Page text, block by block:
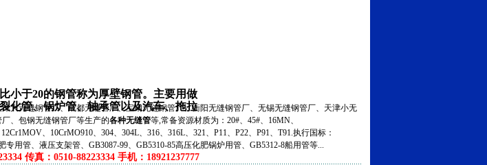
小于20的钢管称为厚壁钢管。主要用做
化管、锅炉管、轴承管以及汽车、拖拉
无缝钢管厂、成都无缝管厂、宝钢无缝钢管厂、衡阳无缝钢管厂、无锡无缝钢管厂、天津小无
、包钢无缝钢管厂等生产的各种无缝管等,常备资源材质为：20#、45#、16MN、
、10CrMO910、304、304L、316、316L、321、P11、P22、P91、T91.执行国标：
专用管、液压支架管、GB3087-99、GB5310-85高压化肥锅炉用管、GB5312-8船用管等...
传真：0510-88223334 手机：18921237777